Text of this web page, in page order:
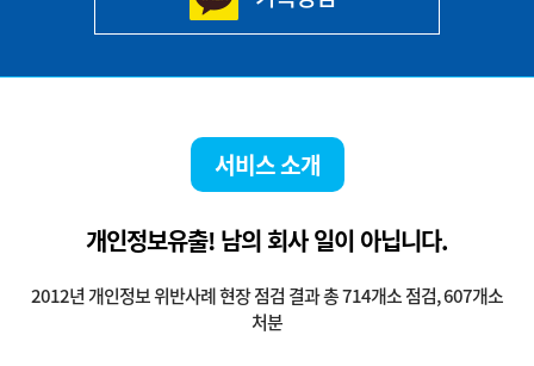
서비스 소개
개인정보유출! 남의 회사 일이 아닙니다.
2012년 개인정보 위반사례 현장 점검 결과 총 714개소 점검, 607개소
처분